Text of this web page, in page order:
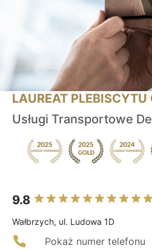
LAUREAT PLEBISCYTU
Usługi Transportowe
9.8
Wałbrzych, ul. Ludowa 1D
Pokaż numer telefonu